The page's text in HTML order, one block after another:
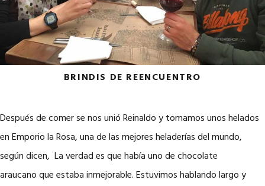
BRINDIS DE REENCUENTRO
Después de comer se nos unió Reinaldo y tomamos unos helados
en Emporio la Rosa, una de las mejores heladerías del mundo,
según dicen, La verdad es que había uno de chocolate
araucano que estaba inmejorable. Estuvimos hablando largo y